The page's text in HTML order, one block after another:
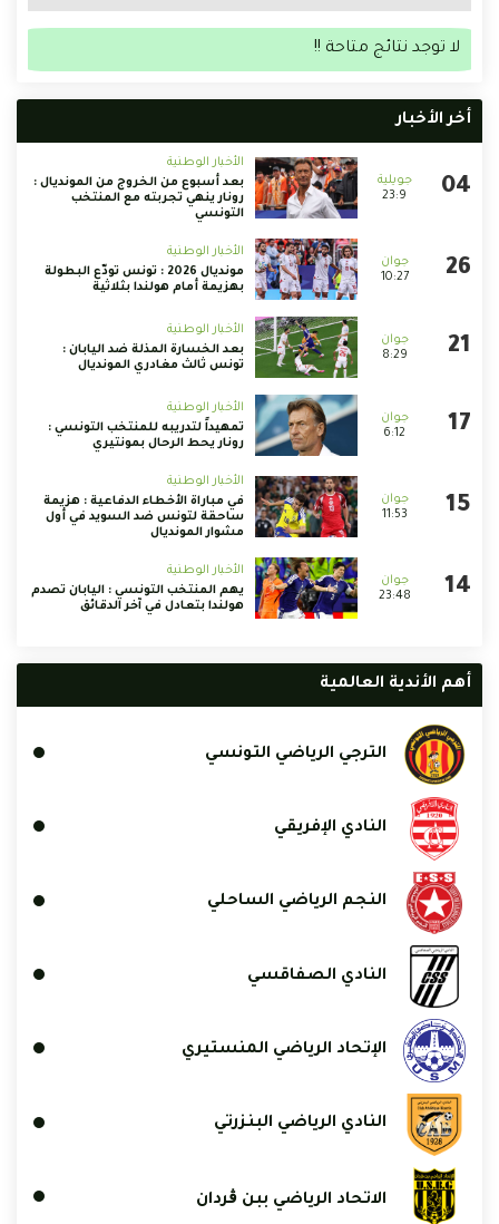
لا توجد نتائج متاحة !!
أخر الأخبار
23:9
الأخبار الوطنية
بعد أسبوع من الخروج من المونديال :
رونار ينهي تجربته مع المنتخب
التونسي
10:27
الأخبار الوطنية
مونديال 2026 : تونس تودّع البطولة
بهزيمة أمام هولندا بثلاثية
8:29
الأخبار الوطنية
بعد الخسارة المذلة ضد اليابان :
تونس ثالث مغادري المونديال
6:12
الأخبار الوطنية
تمهيداً لتدريبه للمنتخب التونسي :
رونار يحط الرحال بمونتيري
11:53
الأخبار الوطنية
في مباراة الأخطاء الدفاعية : هزيمة
ساحقة لتونس ضد السويد في أول
مشوار المونديال
23:48
الأخبار الوطنية
يهم المنتخب التونسي : اليابان تصدم
هولندا بتعادل في آخر الدقائق
أهم الأندية العالمية
الترجي الرياضي التونسي
النادي الإفريقي
النجم الرياضي الساحلي
النادي الصفاقسي
الإتحاد الرياضي المنستيري
النادي الرياضي البنزرتي
الاتحاد الرياضي ببن ڨردان